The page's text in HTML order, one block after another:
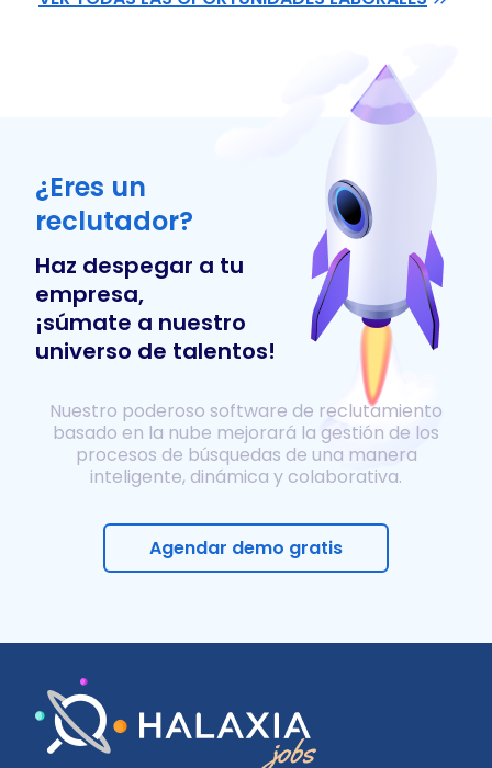
¿Eres un
reclutador?
Haz despegar a tu
empresa,
¡súmate a nuestro
universo de talentos!
Nuestro poderoso software de reclutamiento
basado en la nube mejorará la gestión de los
procesos de búsquedas de una manera
inteligente, dinámica y colaborativa.
Agendar demo gratis